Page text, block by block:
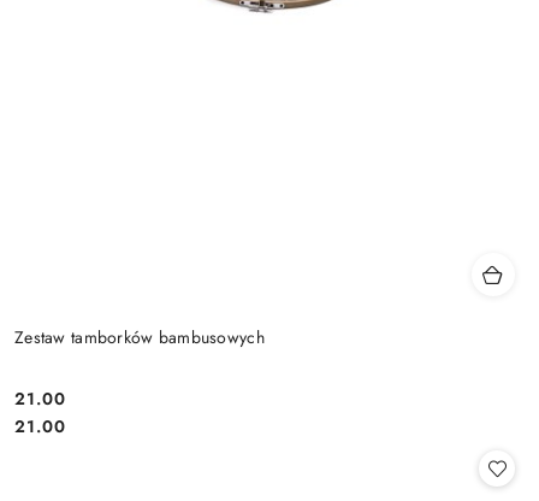
Zestaw tamborków bambusowych
Cena:
21.00
Cena:
21.00